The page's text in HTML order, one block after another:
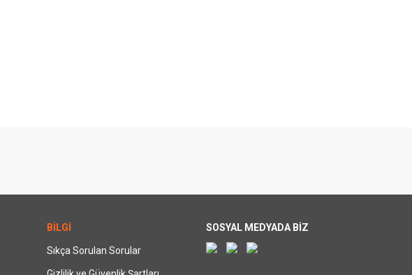
BİLGİ
Sıkça Sorulan Sorular
SOSYAL MEDYADA BİZ